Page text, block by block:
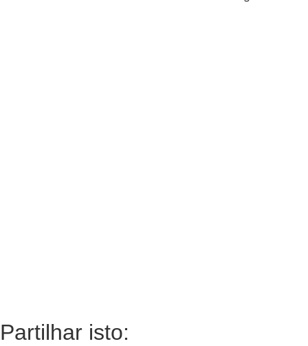
Partilhar isto: